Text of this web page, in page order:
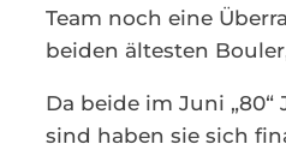
Team noch eine
beiden ältesten
Da beide im Juni „80“
sind haben sie sich